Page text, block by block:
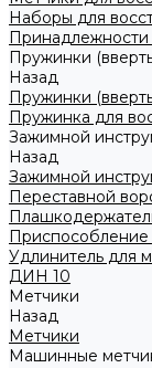
Наборы для
Принадлежности
Пружинки
Назад
Пружинки
Пружинка для
Зажимной
Назад
Зажимной
Переставной
Приспособление
Удлинитель для
ДИН 10
Метчики
Назад
Метчики
Машинные